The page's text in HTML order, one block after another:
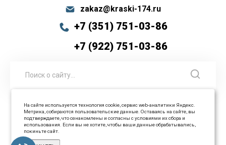
zakaz@kraski-174.ru
+7 (351) 751-03-86
+7 (922) 751-03-86
© 2026 ООО Промышленные технологии Все права
защищены
На сайте используется технология cookie, сервис web-аналитики Яндекс.
Метрика, собираются пользовательские данные. Оставаясь на сайте, вы
подтверждаете, что ознакомлены и согласны с условиями их сбора и
использования. Если вы не хотите, чтобы ваши данные обрабатывались,
покиньте сайт.